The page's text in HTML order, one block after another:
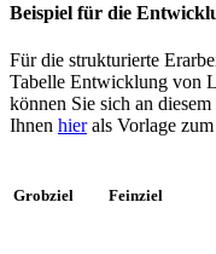
Beispiel für die
Für die strukturierte
Tabelle Entwicklung von
können Sie sich an
Ihnen hierals Vorlage zum
Grobziel Feinziel